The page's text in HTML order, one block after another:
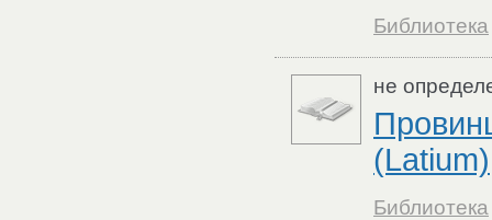
Библиотека
не
(Latium)
Библиотека